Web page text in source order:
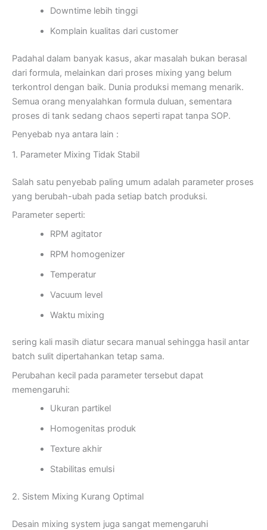
Downtime lebih tinggi
Komplain kualitas dari customer
Padahal dalam banyak kasus, akar masalah bukan berasal
dari formula, melainkan dari proses mixing yang belum
terkontrol dengan baik. Dunia produksi memang menarik.
Semua orang menyalahkan formula duluan, sementara
proses di tank sedang chaos seperti rapat tanpa SOP.
Penyebab nya antara lain :
1. Parameter Mixing Tidak Stabil
Salah satu penyebab paling umum adalah parameter proses
yang berubah-ubah pada setiap batch produksi.
Parameter seperti:
RPM agitator
RPM homogenizer
Temperatur
Vacuum level
Waktu mixing
sering kali masih diatur secara manual sehingga hasil antar
batch sulit dipertahankan tetap sama.
Perubahan kecil pada parameter tersebut dapat
memengaruhi:
Ukuran partikel
Homogenitas produk
Texture akhir
Stabilitas emulsi
2. Sistem Mixing Kurang Optimal
Desain mixing system juga sangat memengaruhi